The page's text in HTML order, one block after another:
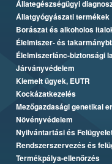
Állategészségügyi
Állatgyógyászati termékek
Borászat és alkoholos
Élelmiszer- és
Élelmiszerlánc-biztonsági
Járványvédelem
Kiemelt ügyek, EUTR
Kockázatkezelés
Mezőgazdasági genetikai
Növényvédelem
Nyilvántartási és
Rendszerszervezés és
Termékpálya-ellenőrzés